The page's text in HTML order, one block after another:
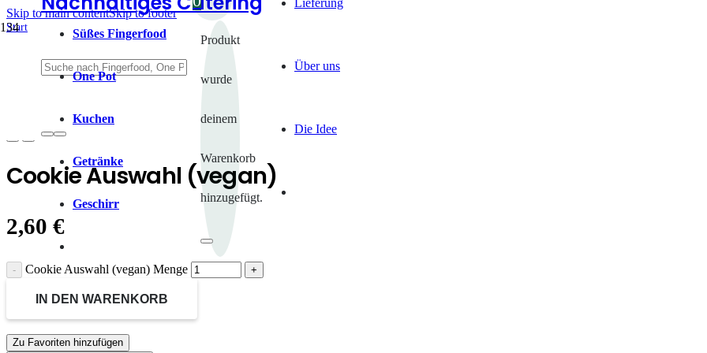
Skip to main contentSkip to footer
Lieferung
Über uns
Die Idee
Süßes Fingerfood
One Pot
Kuchen
Getränke
Geschirr
Produkt
wurde
deinem
Warenkorb
hinzugefügt.
Start
Cookie Auswahl (vegan)
2,60 €
Cookie Auswahl (vegan) Menge
IN DEN WARENKORB
Zu Favoriten hinzufügen